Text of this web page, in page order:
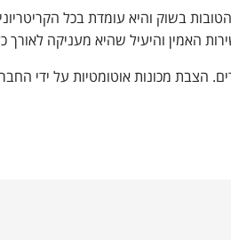
בשוק והיא עומדת בכל
האמין והיעיל שהיא מעניקה לאורך
הצבת מכונות אוטומטיות על ידי